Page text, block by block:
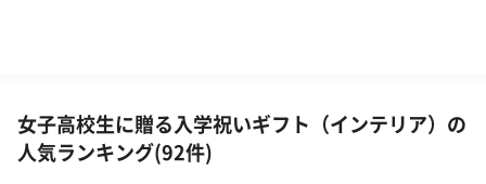
女子高校生に贈る入学祝いギフト（インテリア）の
人気ランキング(92件)